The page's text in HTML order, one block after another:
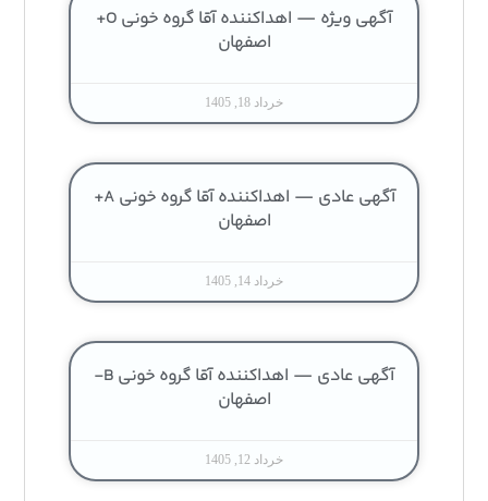
آگهی ویژه — اهداکننده آقا گروه خونی O+
اصفهان
خرداد 18, 1405
آگهی عادی — اهداکننده آقا گروه خونی A+
اصفهان
خرداد 14, 1405
آگهی عادی — اهداکننده آقا گروه خونی B-
اصفهان
خرداد 12, 1405